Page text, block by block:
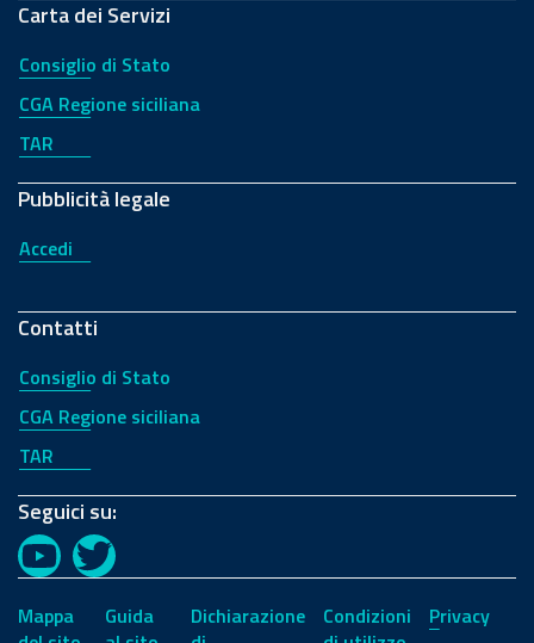
Carta dei Servizi
Consiglio di Stato
CGA Regione siciliana
TAR
Pubblicità legale
Accedi
Contatti
Consiglio di Stato
CGA Regione siciliana
TAR
Seguici su:
YouTubeTwitter
Mappa
Guida
Dichiarazione
Condizioni
Privacy